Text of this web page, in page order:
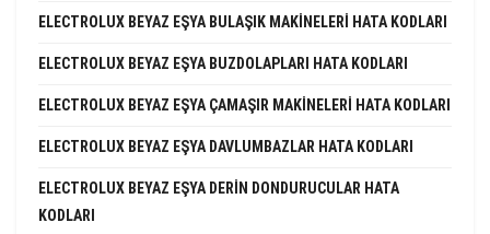
ELECTROLUX BEYAZ EŞYA BULAŞIK MAKINELERI HATA KODLARI
ELECTROLUX BEYAZ EŞYA BUZDOLAPLARI HATA KODLARI
ELECTROLUX BEYAZ EŞYA ÇAMAŞIR MAKINELERI HATA KODLARI
ELECTROLUX BEYAZ EŞYA DAVLUMBAZLAR HATA KODLARI
ELECTROLUX BEYAZ EŞYA DERIN DONDURUCULAR HATA
KODLARI